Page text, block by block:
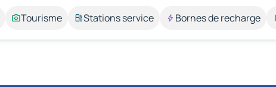
Tourisme Stations service Bornes de recharge